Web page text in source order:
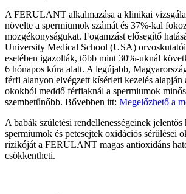
A FERULANT alkalmazása a klinikai
növelte a spermiumok számát és 37%-kal
mozgékonyságukat. Fogamzást elősegítő
University Medical School (USA)
esetében igazolták, több mint 30%-uknál
6 hónapos kúra alatt. A legújabb,
férfi alanyon elvégzett kísérleti kezelés alapján
okokból meddő férfiaknál a spermiumok
szembetűnőbb. Bővebben itt: Megelőzhető a
A babák születési rendellenességeinek jelentős
spermiumok és petesejtek oxidációs sérülései
rizikóját a FERULANT magas antioxidáns
csökkentheti.